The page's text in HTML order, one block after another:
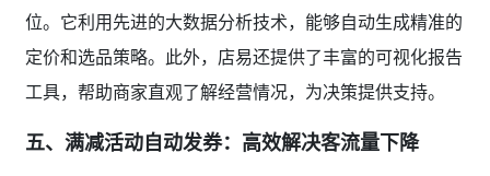
位。它利用先进的大数据分析技术，能够自动生成精准的
定价和选品策略。此外，店易还提供了丰富的可视化报告
工具，帮助商家直观了解经营情况，为决策提供支持。
五、满减活动自动发券：高效解决客流量下降